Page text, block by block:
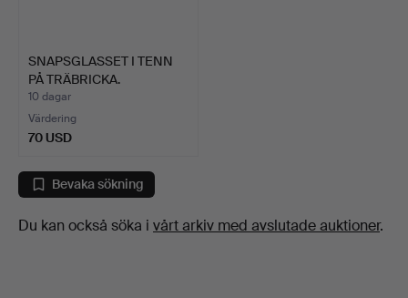
SNAPSGLASSET I TENN
PÅ TRÄBRICKA.
10 dagar
Värdering
70 USD
Bevaka sökning
Du kan också söka i vårt arkiv med avslutade auktioner.